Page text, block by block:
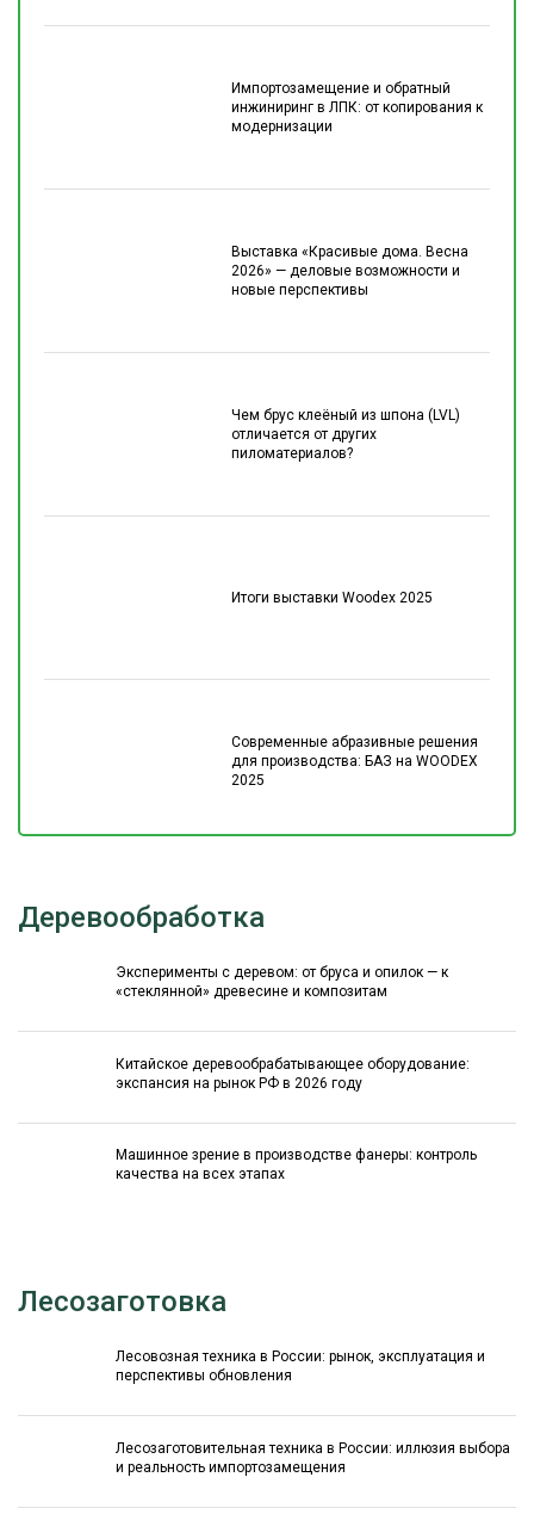
Импортозамещение и обратный
инжиниринг в ЛПК: от копирования к
модернизации
Выставка «Красивые дома. Весна
2026» — деловые возможности и
новые перспективы
Чем брус клеёный из шпона (LVL)
отличается от других
пиломатериалов?
Итоги выставки Woodex 2025
Современные абразивные решения
для производства: БАЗ на WOODEX
2025
Деревообработка
Эксперименты с деревом: от бруса и опилок — к
«стеклянной» древесине и композитам
Китайское деревообрабатывающее оборудование:
экспансия на рынок РФ в 2026 году
Машинное зрение в производстве фанеры: контроль
качества на всех этапах
Лесозаготовка
Лесовозная техника в России: рынок, эксплуатация и
перспективы обновления
Лесозаготовительная техника в России: иллюзия выбора
и реальность импортозамещения